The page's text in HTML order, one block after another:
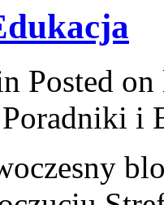
Posted
Poradniki i